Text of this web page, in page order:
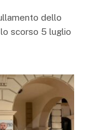
dello
scorso 5 luglio